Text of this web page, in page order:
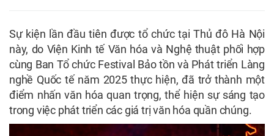
Sự kiện lần đầu tiên được tổ chức tại Thủ đô Hà Nội
này, do Viện Kinh tế Văn hóa và Nghệ thuật phối hợp
cùng Ban Tổ chức Festival Bảo tồn và Phát triển Làng
nghề Quốc tế năm 2025 thực hiện, đã trở thành một
điểm nhấn văn hóa quan trọng, thể hiện sự sáng tạo
trong việc phát triển các giá trị văn hóa quần chúng.